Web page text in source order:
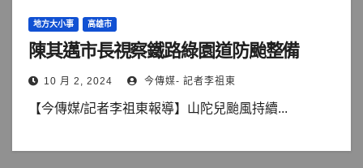
地方大小事 高雄市
陳其邁市長視察鐵路綠園道防颱整備
10 月 2, 2024 今傳媒- 記者李祖東
【今傳媒/記者李祖東報導】山陀兒颱風持續...